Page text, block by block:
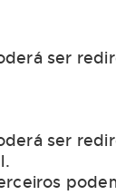
ser
ser